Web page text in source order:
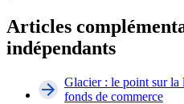
Articles
indépendants
Glacier : le point sur la
fonds de commerce